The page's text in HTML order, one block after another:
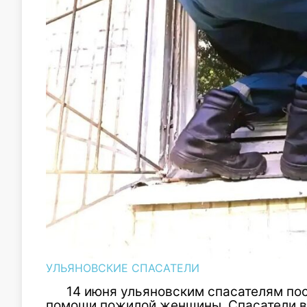
УЛЬЯНОВСКИЕ СПАСАТЕЛИ
14 июня ульяновским спасателям